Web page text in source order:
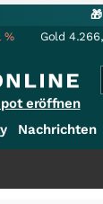
% Gold
eröffnen
Nachrichten